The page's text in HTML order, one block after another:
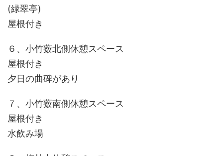
(緑翠亭)
屋根付き
６、小竹薮北側休憩スペース
屋根付き
夕日の曲碑があり
７、小竹薮南側休憩スペース
屋根付き
水飲み場